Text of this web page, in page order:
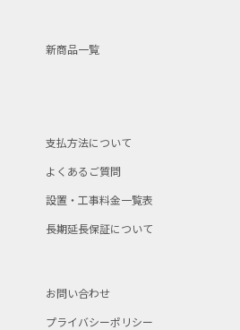
新商品一覧
支払方法について
よくあるご質問
設置・工事料金一覧表
長期延長保証について
お問い合わせ
プライバシーポリシー